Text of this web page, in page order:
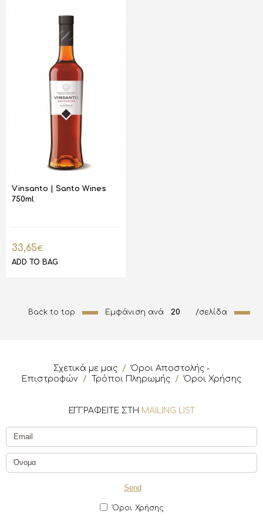
Vinsanto | Santo Wines
750ml
33,65€
ADD TO BAG
Back to top Εμφάνιση ανά 20 /σελίδα
Σχετικά με μας /Όροι Αποστολής -
Επιστροφών / Τρόποι Πληρωμής /Όροι Χρήσης
ΕΓΓΡΑΦΕΙΤΕ ΣΤΗ MAILING LIST
Όροι Χρήσης